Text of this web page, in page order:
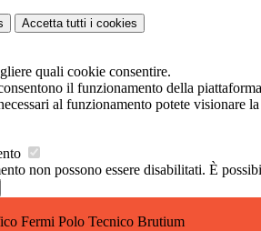
Accetta tutti i cookies
quali cookie consentire.
il funzionamento della
al funzionamento potete visionare la
non possono essere disabilitati. È
Fermi Polo Tecnico Brutium